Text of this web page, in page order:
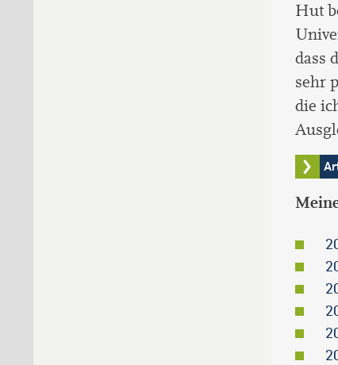
Hut
dass
sehr
die